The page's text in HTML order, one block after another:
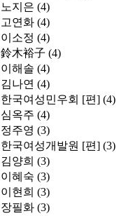
노지은 (4)
고연화 (4)
이소정 (4)
鈴木裕子 (4)
이해솔 (4)
김나연 (4)
한국여성민우회 [편] (4)
심옥주 (4)
정주영 (3)
한국여성개발원 [편] (3)
김양희 (3)
이혜숙 (3)
이현희 (3)
장필화 (3)